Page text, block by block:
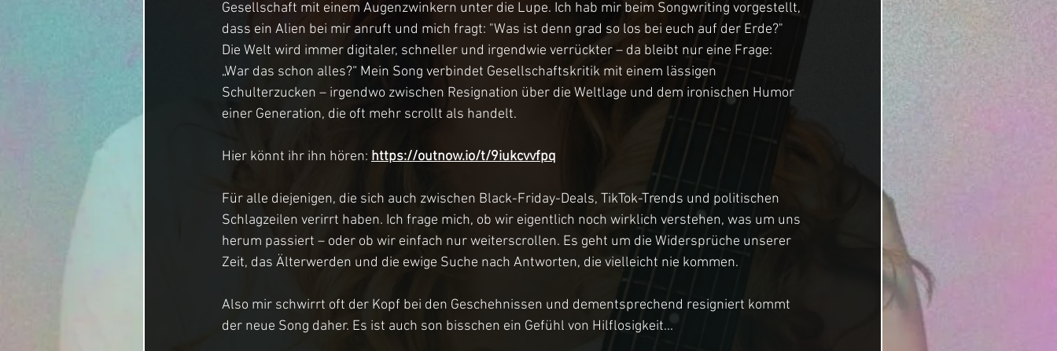
Gesellschaft mit einem Augenzwinkern unter die Lupe. Ich hab mir beim Songwriting vorgestellt,
dass ein Alien bei mir anruft und mich fragt: "Was ist denn grad so los bei euch auf der Erde?"
Die Welt wird immer digitaler, schneller und irgendwie verrückter – da bleibt nur eine Frage:
„War das schon alles?“ Mein Song verbindet Gesellschaftskritik mit einem lässigen
Schulterzucken – irgendwo zwischen Resignation über die Weltlage und dem ironischen Humor
einer Generation, die oft mehr scrollt als handelt.
Hier könnt ihr ihn hören: https://outnow.io/t/9iukcvvfpq
Für alle diejenigen, die sich auch zwischen Black-Friday-Deals, TikTok-Trends und politischen
Schlagzeilen verirrt haben. Ich frage mich, ob wir eigentlich noch wirklich verstehen, was um uns
herum passiert – oder ob wir einfach nur weiterscrollen. Es geht um die Widersprüche unserer
Zeit, das Älterwerden und die ewige Suche nach Antworten, die vielleicht nie kommen.
Also mir schwirrt oft der Kopf bei den Geschehnissen und dementsprechend resigniert kommt
der neue Song daher. Es ist auch son bisschen ein Gefühl von Hilflosigkeit...